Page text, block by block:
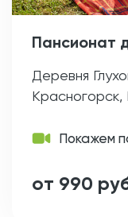
Пансионат
Деревня
Красногорск,
Покажем
от 990